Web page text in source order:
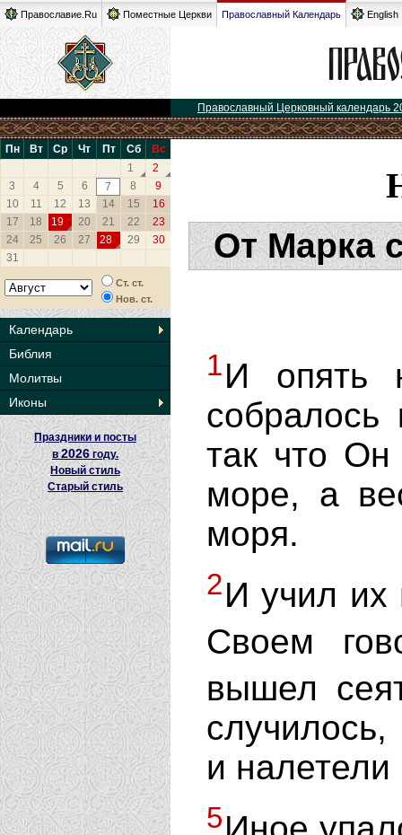
Православие.Ru Поместные Церкви Православный Календарь English
Православный Церковный календарь
Пн Вт Ср Чт Пт Сб
Вс
1
2
3
4 5 6 7 8
9
10
11 12 13 14 15
16
17
18 19 20 21 22
23
24
25 26 27 28 29
30
31
Ст. ст.
Нов. ст.
Календарь
Библия
Молитвы
Иконы
Праздники и посты
в2026 году.
Новый стиль
Старый стиль
От Марка
1И опять
так что
море, а
моря.
2И учил их
Своем
вышел
и
5